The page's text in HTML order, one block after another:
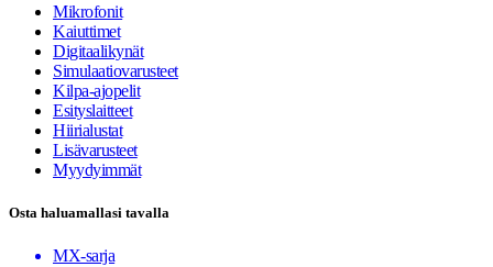
Mikrofonit
Kaiuttimet
Digitaalikynät
Simulaatiovarusteet
Kilpa-ajopelit
Esityslaitteet
Hiirialustat
Lisävarusteet
Myydyimmät
Osta haluamallasi tavalla
MX-sarja